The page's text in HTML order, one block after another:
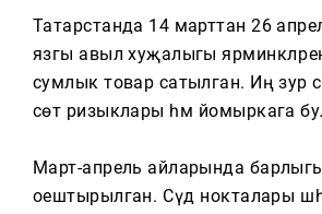
Татарстанда 14 марттан 26
язгы авыл хуҗалыгы
сумлык товар сатылган. Иң зур
сөт ризыклары һәм йомыркага
Март-апрель айларында
оештырылган. Сәүдә нокталары